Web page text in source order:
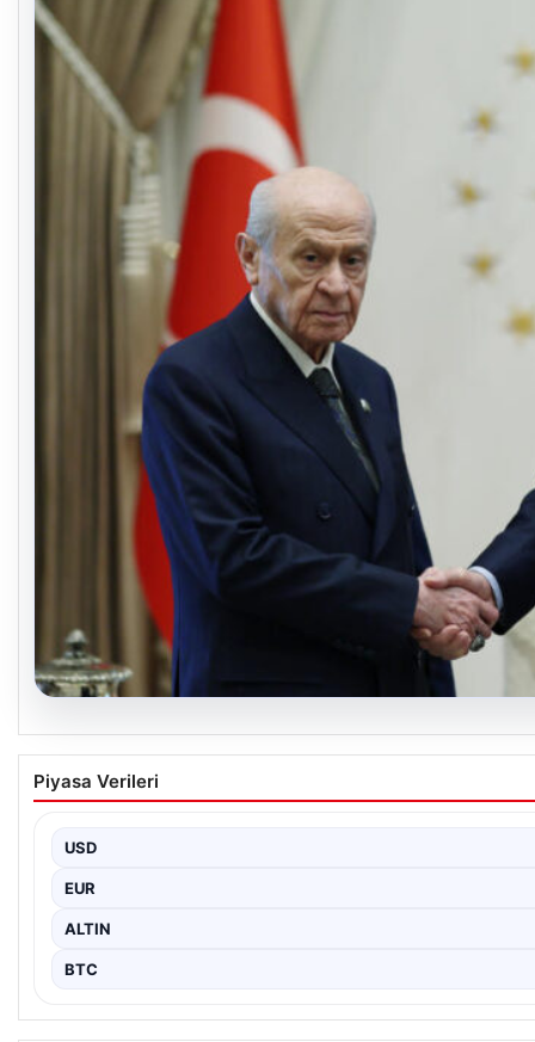
Cumhurbaşkanı Erdoğan, Devlet Bahçeli ile
Piyasa Verileri
USD
EUR
ALTIN
BTC